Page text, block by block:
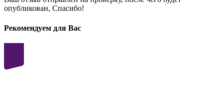
опубликован, Спасибо!
Рекомендуем для Вас